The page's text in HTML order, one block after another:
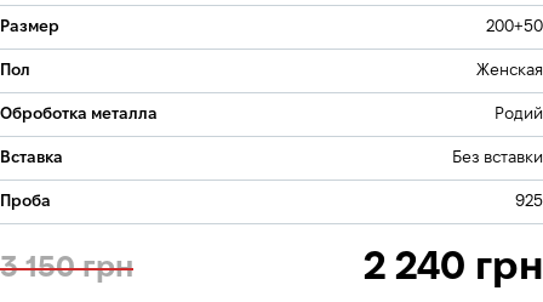
Размер 200+50
Пол Женская
Оброботка металла Родий
Вставка Без вставки
Проба 925
3 150 грн 2 240 грн